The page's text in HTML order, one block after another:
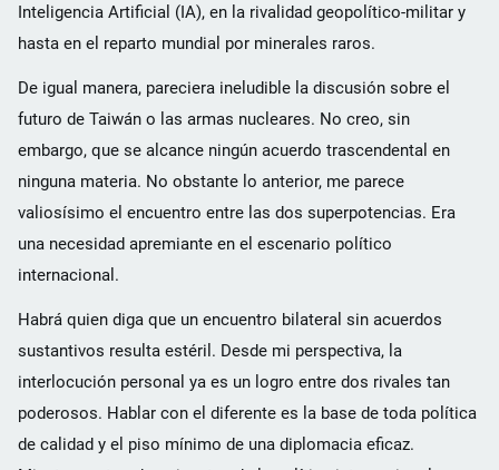
Inteligencia Artificial (IA), en la rivalidad geopolítico-militar y
hasta en el reparto mundial por minerales raros.
De igual manera, pareciera ineludible la discusión sobre el
futuro de Taiwán o las armas nucleares. No creo, sin
embargo, que se alcance ningún acuerdo trascendental en
ninguna materia. No obstante lo anterior, me parece
valiosísimo el encuentro entre las dos superpotencias. Era
una necesidad apremiante en el escenario político
internacional.
Habrá quien diga que un encuentro bilateral sin acuerdos
sustantivos resulta estéril. Desde mi perspectiva, la
interlocución personal ya es un logro entre dos rivales tan
poderosos. Hablar con el diferente es la base de toda política
de calidad y el piso mínimo de una diplomacia eficaz.